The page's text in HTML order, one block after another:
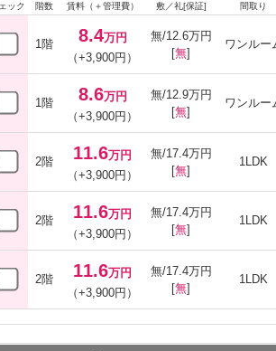
ック 階数 賃料（＋管理費） 敷／礼[保証] 間取り
1階 8.4万円
（+3,900円）
無/12.6万円
[無]
ワンルー
1階 8.6万円
（+3,900円）
無/12.9万円
[無]
ワンルー
2階 11.6万円
（+3,900円）
無/17.4万円
[無]
1LDK
2階 11.6万円
（+3,900円）
無/17.4万円
[無]
1LDK
2階 11.6万円
（+3,900円）
無/17.4万円
[無]
1LDK